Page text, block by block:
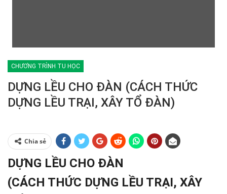
CHƯƠNG TRÌNH TU HỌC
DỰNG LỀU CHO ĐÀN (CÁCH THỨC
DỰNG LỀU TRẠI, XÂY TỔ ĐÀN)
Chia sẻ
DỰNG LỀU CHO ĐÀN
(CÁCH THỨC DỰNG LỀU TRẠI, XÂY